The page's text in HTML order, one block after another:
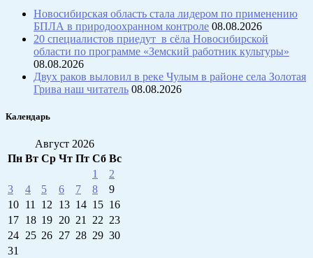
Новосибирская область стала лидером по применению
БПЛА в природоохранном контроле 08.08.2026
20 специалистов приедут в сёла Новосибирской
области по программе «Земский работник культуры»
08.08.2026
Двух раков выловил в реке Чулым в районе села Золотая
Грива наш читатель 08.08.2026
Календарь
Август 2026
Пн Вт Ср Чт Пт Сб Вс
1
2
3
4 5 6 7 8
9
10 11 12 13 14 15 16
17 18 19 20 21 22 23
24 25 26 27 28 29 30
31